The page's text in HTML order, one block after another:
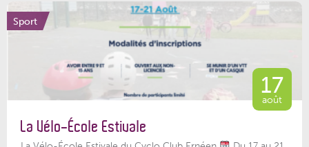
Sport
17
août
La Vélo-École Estivale